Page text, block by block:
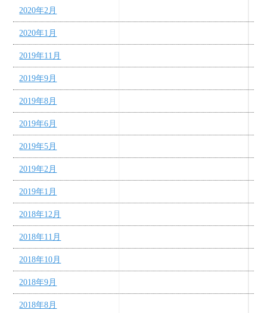
2020年2月
2020年1月
2019年11月
2019年9月
2019年8月
2019年6月
2019年5月
2019年2月
2019年1月
2018年12月
2018年11月
2018年10月
2018年9月
2018年8月